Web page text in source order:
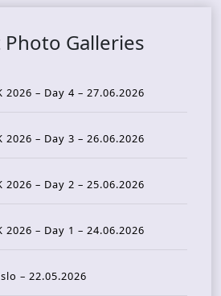
Photo Galleries
2026 – Day 4 – 27.06.2026
2026 – Day 3 – 26.06.2026
2026 – Day 2 – 25.06.2026
2026 – Day 1 – 24.06.2026
– 22.05.2026